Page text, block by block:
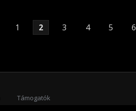
1 2 3 4 5 6
Támogatók